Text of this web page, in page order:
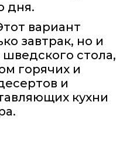
дня.
вариант
завтрак, но и
стола,
горячих и
и
кухни